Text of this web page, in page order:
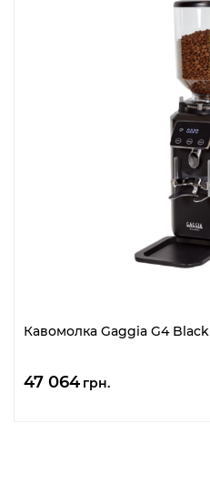
Кавомолка Gaggia G4 Black
47 064 грн.